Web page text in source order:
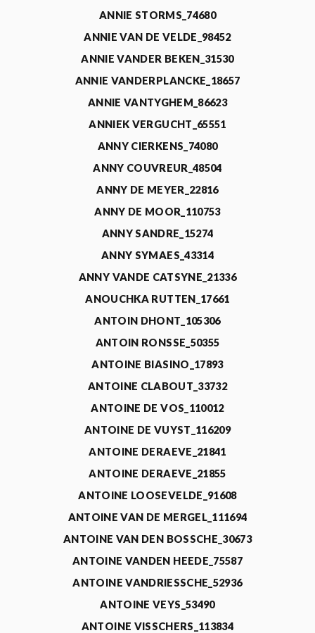
ANNIE STORMS_74680
ANNIE VAN DE VELDE_98452
ANNIE VANDER BEKEN_31530
ANNIE VANDERPLANCKE_18657
ANNIE VANTYGHEM_86623
ANNIEK VERGUCHT_65551
ANNY CIERKENS_74080
ANNY COUVREUR_48504
ANNY DE MEYER_22816
ANNY DE MOOR_110753
ANNY SANDRE_15274
ANNY SYMAES_43314
ANNY VANDE CATSYNE_21336
ANOUCHKA RUTTEN_17661
ANTOIN DHONT_105306
ANTOIN RONSSE_50355
ANTOINE BIASINO_17893
ANTOINE CLABOUT_33732
ANTOINE DE VOS_110012
ANTOINE DE VUYST_116209
ANTOINE DERAEVE_21841
ANTOINE DERAEVE_21855
ANTOINE LOOSEVELDE_91608
ANTOINE VAN DE MERGEL_111694
ANTOINE VAN DEN BOSSCHE_30673
ANTOINE VANDEN HEEDE_75587
ANTOINE VANDRIESSCHE_52936
ANTOINE VEYS_53490
ANTOINE VISSCHERS_113834